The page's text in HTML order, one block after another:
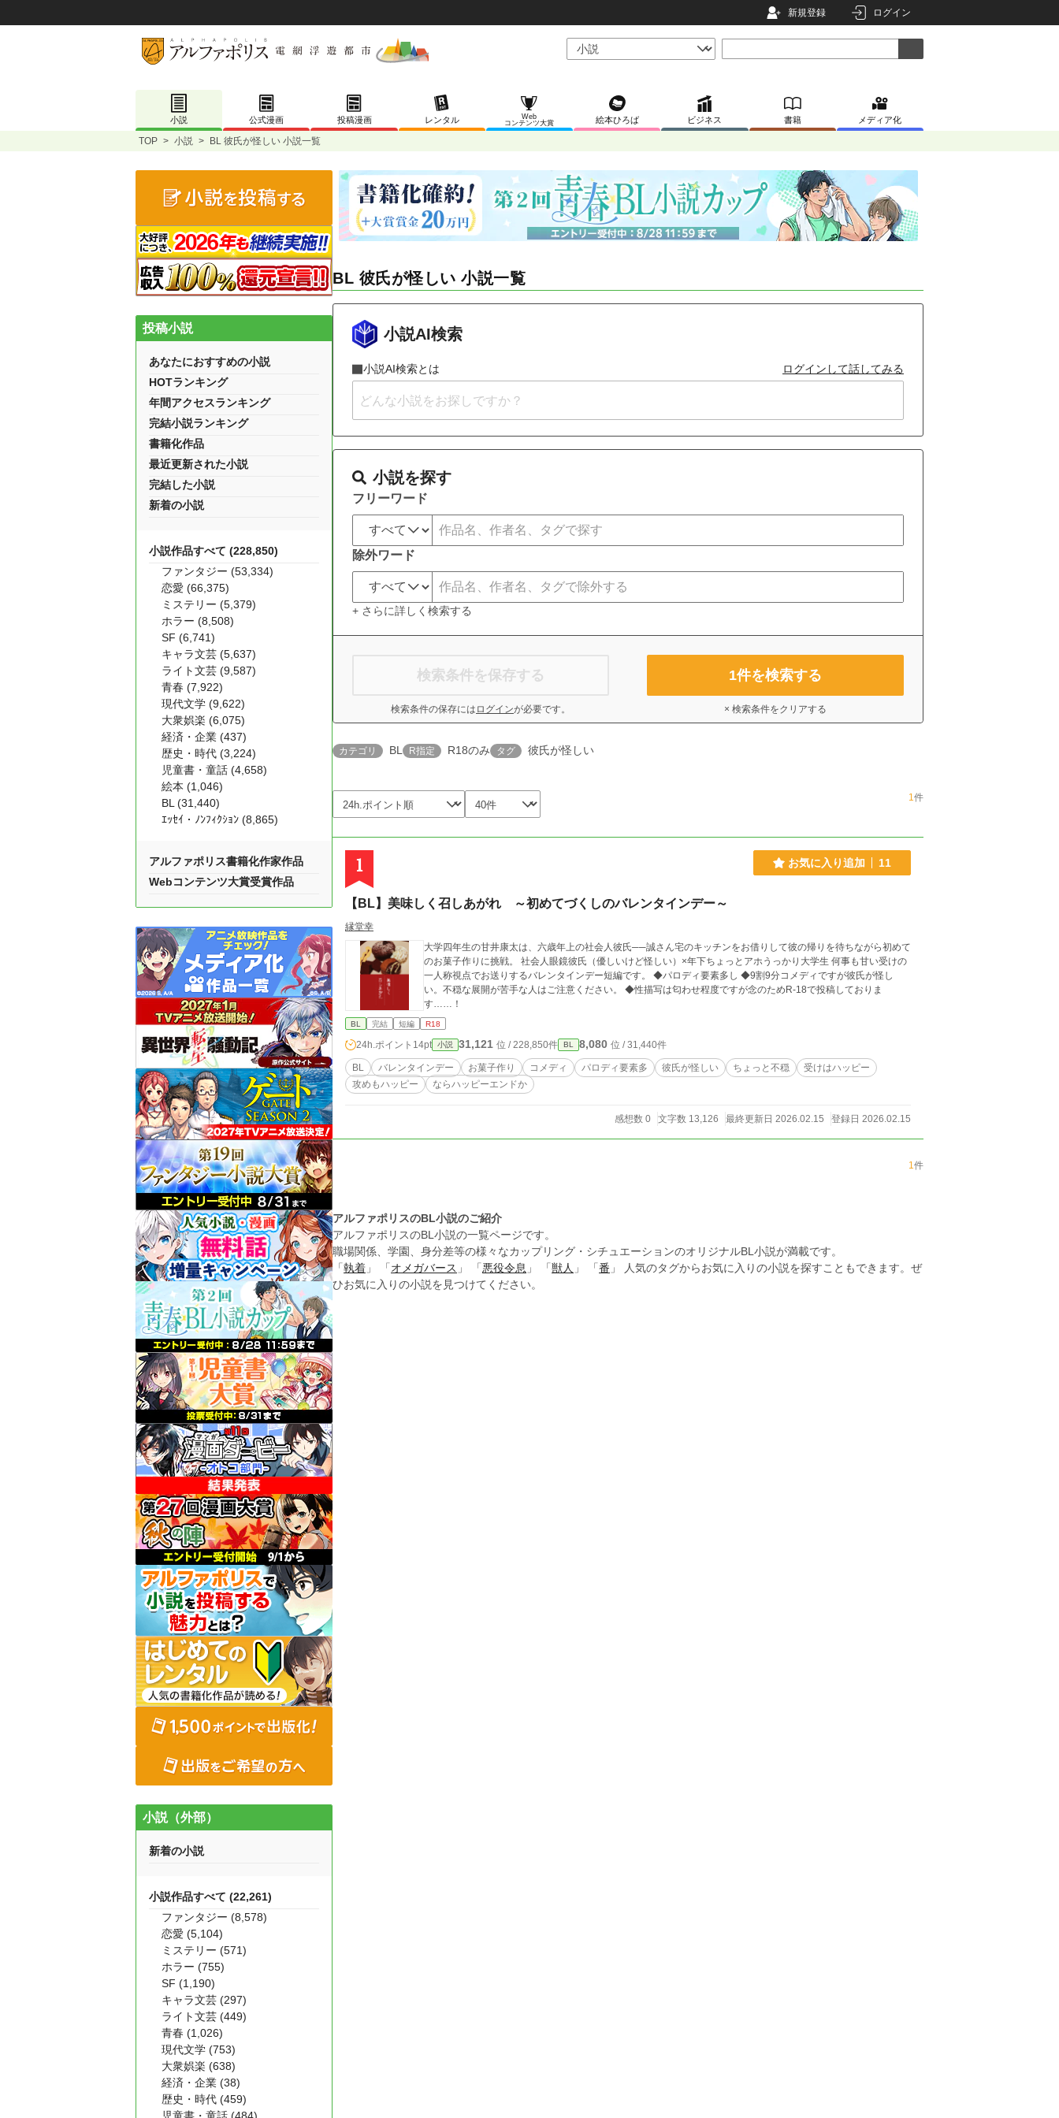
新規登録 ログイン
小説 公式漫画 投稿漫画 レンタル
Web
コンテンツ大賞
絵本ひろば ビジネス 書籍 メディア化
TOP > 小説 > BL 彼氏が怪しい 小説一覧
BL 彼氏が怪しい 小説一覧
小説AI検索
小説AI検索とは ログインして話してみる
小説を探す
フリーワード
除外ワード
+ さらに詳しく検索する
検索条件を保存する
検索条件の保存には ログインが必要です。
1件を検索する
× 検索条件をクリアする
カテゴリ BL R指定 R18のみ タグ 彼氏が怪しい
1件
1 お気に入り追加 11
【BL】美味しく召しあがれ ～初めてづくしのバレンタインデー～
縁堂幸
大学四年生の甘井康太は、六歳年上の社会人彼氏──誠さん宅のキッチンをお借りして彼の帰りを待ちながら初めて
のお菓子作りに挑戦。 社会人眼鏡彼氏（優しいけど怪しい）×年下ちょっとアホうっかり大学生 何事も甘い受けの
一人称視点でお送りするバレンタインデー短編です。 ◆パロディ要素多し ◆9割9分コメディですが彼氏が怪し
い。不穏な展開が苦手な人はご注意ください。 ◆性描写は匂わせ程度ですが念のためR-18で投稿しておりま
す……！
BL 完結 短編 R18
24h.ポイント 14pt 小説 31,121 位 / 228,850件 BL 8,080 位 / 31,440件
BL バレンタインデー お菓子作り コメディ パロディ要素多 彼氏が怪しい ちょっと不穏
受けはハッピー
攻めもハッピー
ならハッピーエンドか
感想数 0 文字数 13,126 最終更新日 2026.02.15 登録日 2026.02.15
1件
アルファポリスのBL小説のご紹介
アルファポリスのBL小説の一覧ページです。
職場関係、学園、身分差等の様々なカップリング・シチュエーションのオリジナルBL小説が満載です。
「 執着 」 「 オメガバース 」 「 悪役令息 」 「 獣人 」 「 番 」 人気のタグからお気に入りの小説を探すこともできます。ぜ
ひお気に入りの小説を見つけてください。
投稿小説
あなたにおすすめの小説
HOTランキング
年間アクセスランキング
完結小説ランキング
書籍化作品
最近更新された小説
完結した小説
新着の小説
小説作品すべて (228,850)
ファンタジー (53,334)
恋愛 (66,375)
ミステリー (5,379)
ホラー (8,508)
SF (6,741)
キャラ文芸 (5,637)
ライト文芸 (9,587)
青春 (7,922)
現代文学 (9,622)
大衆娯楽 (6,075)
経済・企業 (437)
歴史・時代 (3,224)
児童書・童話 (4,658)
絵本 (1,046)
BL (31,440)
ｴｯｾｲ・ﾉﾝﾌｨｸｼｮﾝ (8,865)
アルファポリス書籍化作家作品
Webコンテンツ大賞受賞作品
小説（外部）
新着の小説
小説作品すべて (22,261)
ファンタジー (8,578)
恋愛 (5,104)
ミステリー (571)
ホラー (755)
SF (1,190)
キャラ文芸 (297)
ライト文芸 (449)
青春 (1,026)
現代文学 (753)
大衆娯楽 (638)
経済・企業 (38)
歴史・時代 (459)